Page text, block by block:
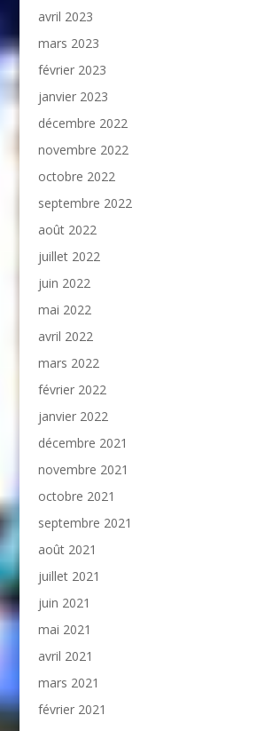
avril 2023
mars 2023
février 2023
janvier 2023
décembre 2022
novembre 2022
octobre 2022
septembre 2022
août 2022
juillet 2022
juin 2022
mai 2022
avril 2022
mars 2022
février 2022
janvier 2022
décembre 2021
novembre 2021
octobre 2021
septembre 2021
août 2021
juillet 2021
juin 2021
mai 2021
avril 2021
mars 2021
février 2021